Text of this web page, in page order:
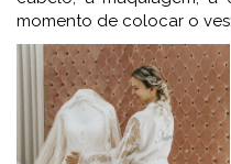
momento de colocar o